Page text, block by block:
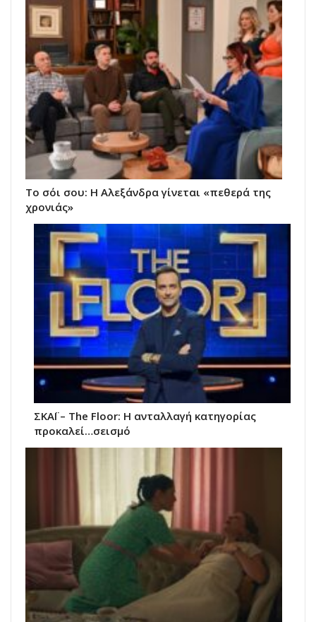
Το σόι σου: Η Αλεξάνδρα γίνεται «πεθερά της
χρονιάς»
ΣΚΑΪ – The Floor: Η ανταλλαγή κατηγορίας
προκαλεί…σεισμό